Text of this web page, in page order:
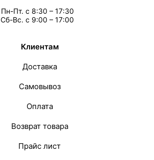
Пн-Пт. с 8:30 – 17:30
Сб-Вс. с 9:00 – 17:00
Клиентам
Доставка
Самовывоз
Оплата
Возврат товара
Прайс лист